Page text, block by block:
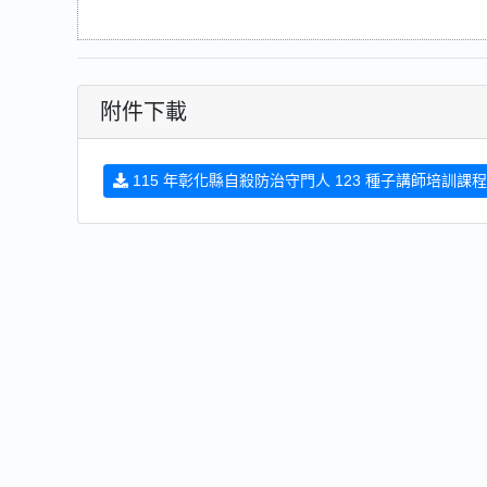
附件下載
115 年彰化縣自殺防治守門人 123 種子講師培訓課